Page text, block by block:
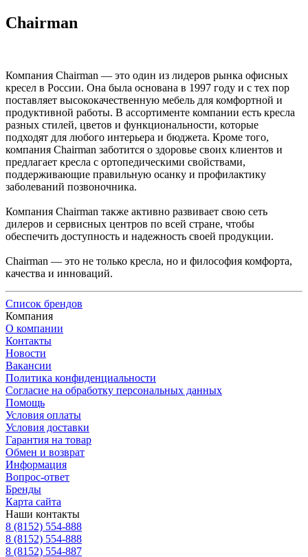
Chairman
Компания Chairman — это один из лидеров рынка офисных
кресел в России. Она была основана в 1997 году и с тех пор
поставляет высококачественную мебель для комфортной и
продуктивной работы. В ассортименте компании есть кресла
разных стилей, цветов и функциональности, которые
подходят для любого интерьера и бюджета. Кроме того,
компания Chairman заботится о здоровье своих клиентов и
предлагает кресла с ортопедическими свойствами,
поддерживающие правильную осанку и профилактику
заболеваний позвоночника.
Компания Chairman также активно развивает свою сеть
дилеров и сервисных центров по всей стране, чтобы
обеспечить доступность и надежность своей продукции.
Chairman — это не только кресла, но и философия комфорта,
качества и инноваций.
Список брендов
Компания
О компании
Контакты
Новости
Вакансии
Политика конфиденциальности
Согласие на обработку персональных данных
Помощь
Условия оплаты
Условия доставки
Гарантия на товар
Обмен и возврат
Информация
Вопрос-ответ
Бренды
Карта сайта
Наши контакты
8 (8152) 554-888
8 (8152) 554-888
8 (8152) 554-887